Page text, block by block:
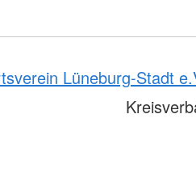
Lüneburg-Stadt